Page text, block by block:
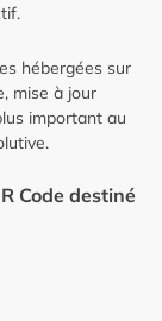
hébergées sur
mise à jour
important au
Code destiné